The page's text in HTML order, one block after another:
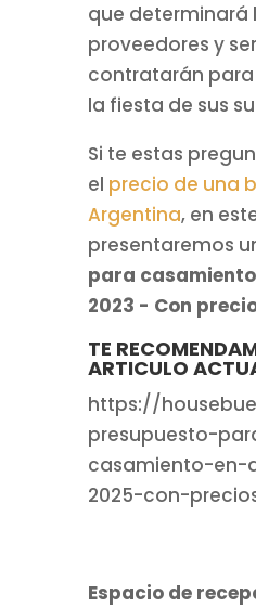
que determinará
proveedores y
contratarán
la fiesta de sus
Si te estas
el precio de una
Argentina, en
presentaremos
para
2023 - Con
TE
ARTICULO
https://
presupuesto-
casamiento-en-
2025-con-
Espacio de